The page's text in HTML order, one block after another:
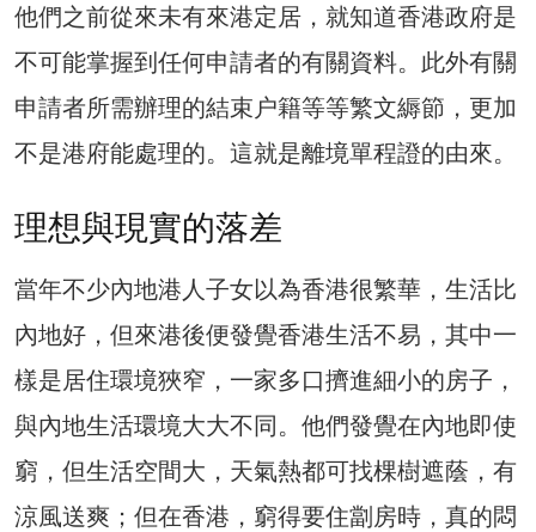
他們之前從來未有來港定居，就知道香港政府是
不可能掌握到任何申請者的有關資料。此外有關
申請者所需辦理的結束户籍等等繁文縟節，更加
不是港府能處理的。這就是離境單程證的由來。
理想與現實的落差
當年不少內地港人子女以為香港很繁華，生活比
內地好，但來港後便發覺香港生活不易，其中一
樣是居住環境狹窄，一家多口擠進細小的房子，
與內地生活環境大大不同。他們發覺在內地即使
窮，但生活空間大，天氣熱都可找棵樹遮蔭，有
涼風送爽；但在香港，窮得要住劏房時，真的悶